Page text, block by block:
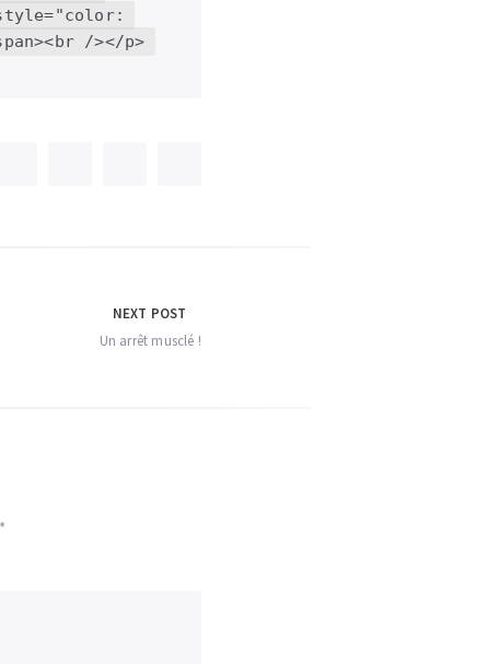
NEXT POST
Un arrêt musclé !